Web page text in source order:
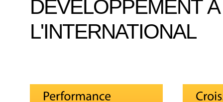
DÉVELOPPEMENT À
L'INTERNATIONAL